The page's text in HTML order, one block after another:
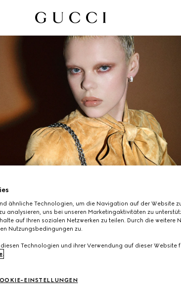
ähnliche Technologien, um die Navigation auf der Website
analysieren, uns bei unseren Marketingaktivitäten zu
auf Ihren sozialen Netzwerken zu teilen. Durch die weitere
Nutzungsbedingungen zu.
Technologien und ihrer Verwendung auf dieser Website
EINSTELLUNGEN